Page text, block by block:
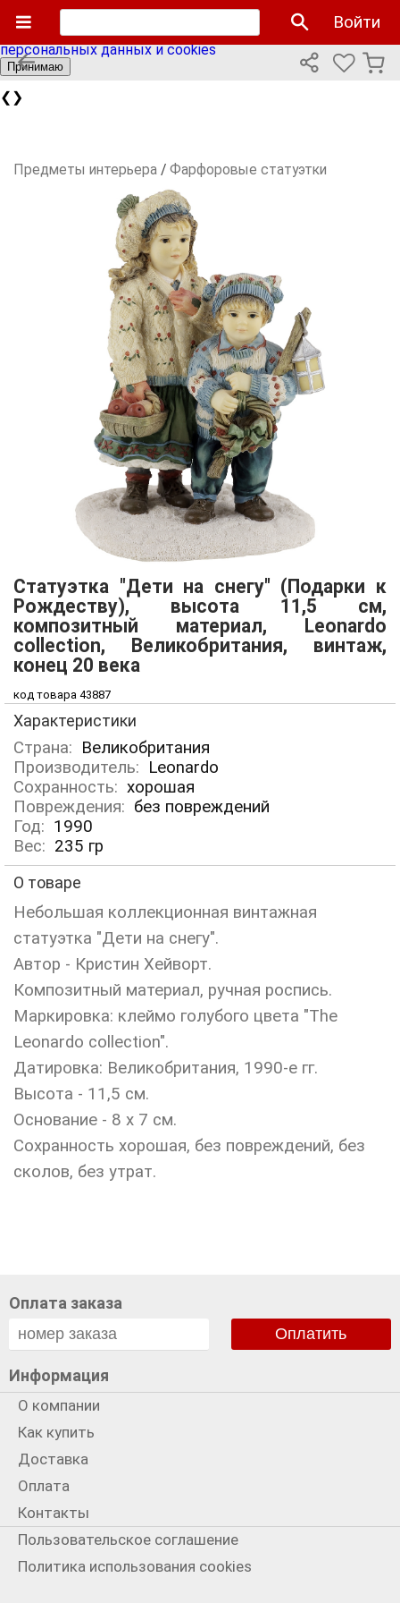
Мы используем cookies файлы для улучшения работы
сайта и персонализации. Продолжая пользоваться сайтом
вы соглашаетесь с нашейполитикой использования
персональных данных и cookies
Принимаю
❮ ❯
Войти
Предметы интерьера / Фарфоровые статуэтки
Статуэтка "Дети на снегу" (Подарки к
Рождеству), высота 11,5 см,
композитный материал, Leonardo
collection, Великобритания, винтаж,
конец 20 века
код товара 43887
Характеристики
Страна: Великобритания
Производитель: Leonardo
Сохранность: хорошая
Повреждения: без повреждений
Год: 1990
Вес: 235 гр
О товаре
Небольшая коллекционная винтажная
статуэтка "Дети на снегу".
Автор - Кристин Хейворт.
Композитный материал, ручная роспись.
Маркировка: клеймо голубого цвета "The
Leonardo collection".
Датировка: Великобритания, 1990-е гг.
Высота - 11,5 см.
Основание - 8 х 7 см.
Сохранность хорошая, без повреждений, без
сколов, без утрат.
Оплата заказа
Оплатить
Информация
О компании
Как купить
Доставка
Оплата
Контакты
Пользовательское соглашение
Политика использования cookies